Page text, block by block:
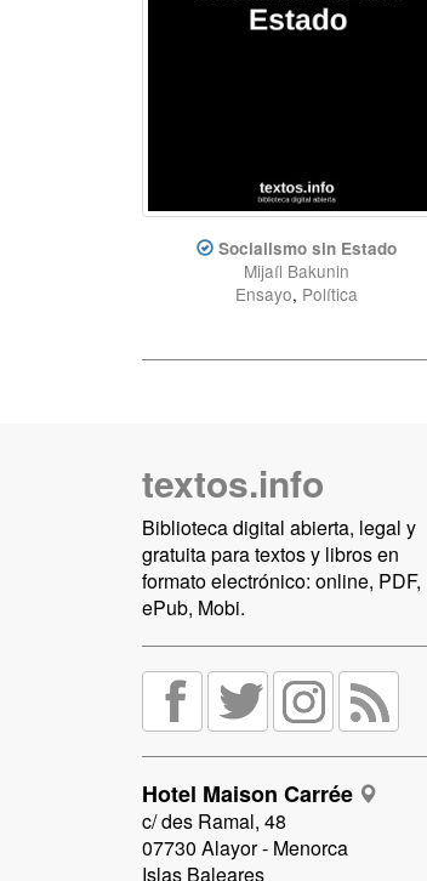
Socialismo sin Estado
Mijaíl Bakunin
Ensayo, Política
textos.info
Biblioteca digital abierta, legal y
gratuita para textos y libros en
formato electrónico: online, PDF,
ePub, Mobi.
Hotel Maison Carrée
c/ des Ramal, 48
07730 Alayor - Menorca
Islas Baleares